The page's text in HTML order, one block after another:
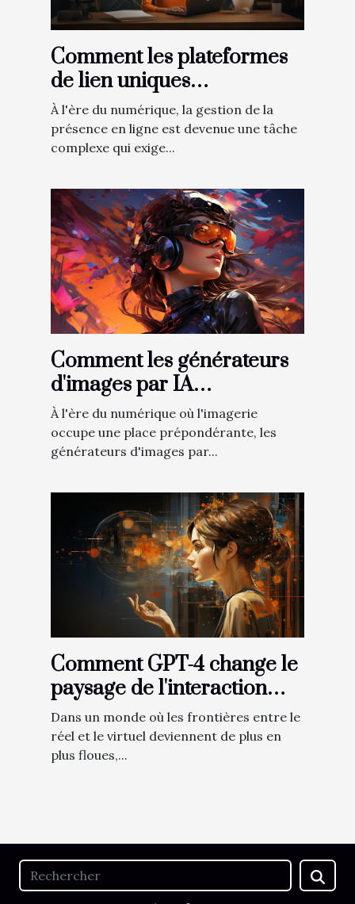
Comment les plateformes
de lien uniques
transforment la gestion de
présence en ligne
À l'ère du numérique, la gestion de la
présence en ligne est devenue une tâche
complexe qui exige...
Comment les générateurs
d'images par IA
transforment-ils le secteur
du graphisme digital ?
À l'ère du numérique où l'imagerie
occupe une place prépondérante, les
générateurs d'images par...
Comment GPT-4 change le
paysage de l'interaction
homme-machine avec la
compréhension des images
Dans un monde où les frontières entre le
réel et le virtuel deviennent de plus en
plus floues,...